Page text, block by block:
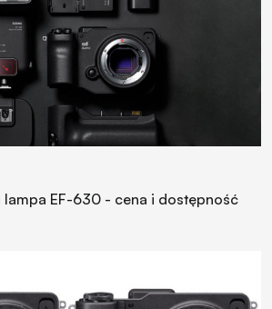
lampa EF-630 - cena i dostępność